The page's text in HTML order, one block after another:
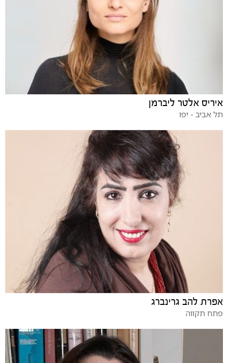
איריס אלטר ליברמן
תל אביב - יפו
אפרת להב גרינברג
פתח תקווה